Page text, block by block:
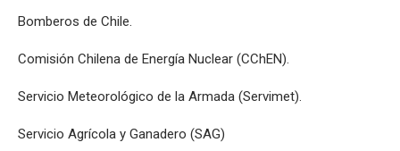
Bomberos de Chile.
Comisión Chilena de Energía Nuclear (CChEN).
Servicio Meteorológico de la Armada (Servimet).
Servicio Agrícola y Ganadero (SAG)